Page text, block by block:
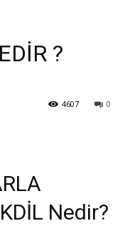
?
0
4607
Nedir?